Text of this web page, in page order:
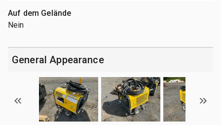
Auf dem Gelände
Nein
General Appearance